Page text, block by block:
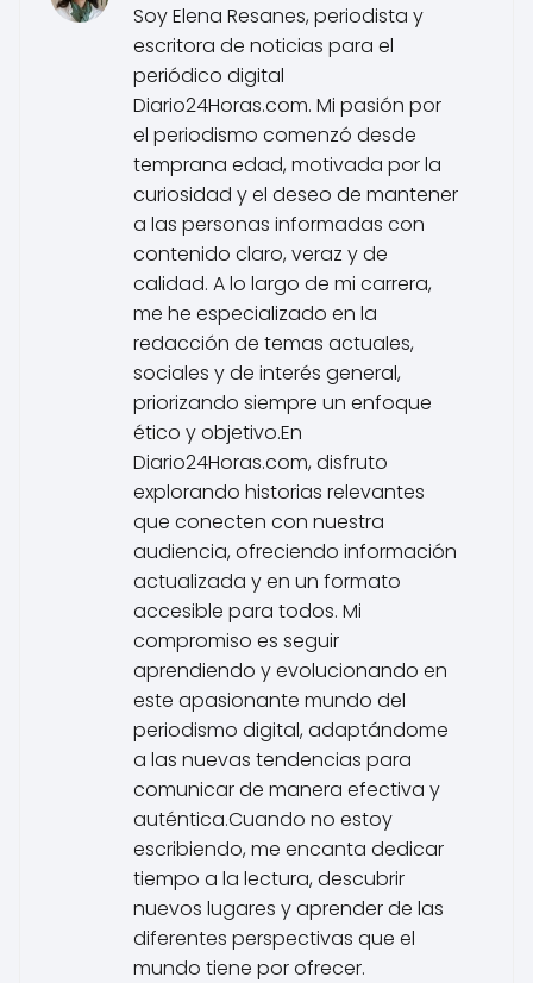
Soy Elena Resanes, periodista y
escritora de noticias para el
periódico digital
Diario24Horas.com. Mi pasión por
el periodismo comenzó desde
temprana edad, motivada por la
curiosidad y el deseo de mantener
a las personas informadas con
contenido claro, veraz y de
calidad. A lo largo de mi carrera,
me he especializado en la
redacción de temas actuales,
sociales y de interés general,
priorizando siempre un enfoque
ético y objetivo.En
Diario24Horas.com, disfruto
explorando historias relevantes
que conecten con nuestra
audiencia, ofreciendo información
actualizada y en un formato
accesible para todos. Mi
compromiso es seguir
aprendiendo y evolucionando en
este apasionante mundo del
periodismo digital, adaptándome
a las nuevas tendencias para
comunicar de manera efectiva y
auténtica.Cuando no estoy
escribiendo, me encanta dedicar
tiempo a la lectura, descubrir
nuevos lugares y aprender de las
diferentes perspectivas que el
mundo tiene por ofrecer.